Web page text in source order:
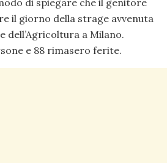
il giorno della strage avvenuta
dell’Agricoltura a Milano.
e 88 rimasero ferite.